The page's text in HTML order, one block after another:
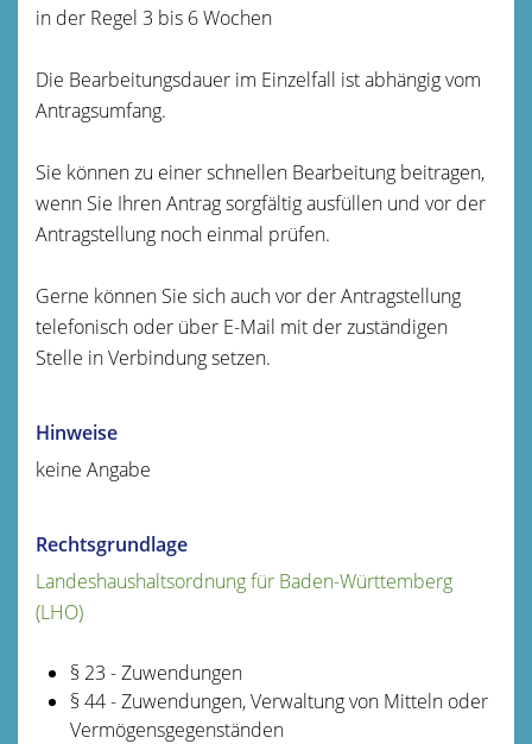
in der Regel 3 bis 6 Wochen
Die Bearbeitungsdauer im Einzelfall ist abhängig vom
Antragsumfang.
Sie können zu einer schnellen Bearbeitung beitragen,
wenn Sie Ihren Antrag sorgfältig ausfüllen und vor der
Antragstellung noch einmal prüfen.
Gerne können Sie sich auch vor der Antragstellung
telefonisch oder über E-Mail mit der zuständigen
Stelle in Verbindungsetzen.
Hinweise
keine Angabe
Rechtsgrundlage
Landeshaushaltsordnung für Baden-Württemberg
(LHO)
§ 23 - Zuwendungen
§ 44 - Zuwendungen, Verwaltung von Mitteln oder
Vermögensgegenständen